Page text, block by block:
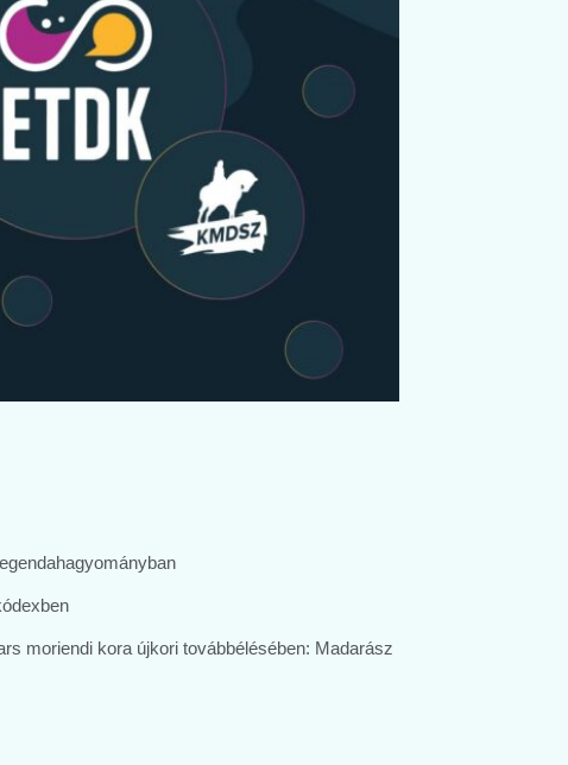
moriendi kora újkori továbbélésében: Madarász